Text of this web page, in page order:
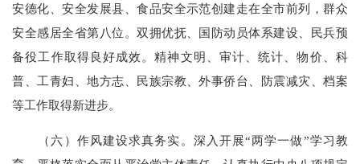
安德化、安全发展县、食品安全示范创建走在全市前列，群众
安全感居全省第八位。双拥优抚、国防动员体系建设、民兵预
备役工作取得良好成效。精神文明、审计、统计、物价、科
普、工青妇、地方志、民族宗教、外事侨台、防震减灾、档案
等工作取得新进步。
（六）作风建设求真务实。深入开展“两学一做”学习教